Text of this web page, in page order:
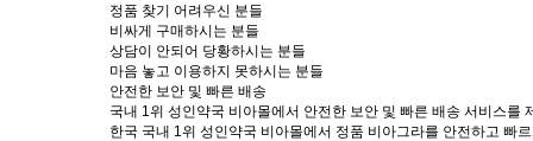
정품 찾기 어려우신 분들
비싸게 구매하시는 분들
상담이 안되어 당황하시는 분들
마음 놓고 이용하지 못하시는 분들
안전한 보안 및 빠른 배송
국내 1위 성인약국 비아몰에서 안전한 보안 및 빠른 배송 서비스를
한국 국내 1위 성인약국 비아몰에서 정품 비아그라를 안전하고 빠